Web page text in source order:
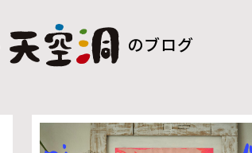
のブログ